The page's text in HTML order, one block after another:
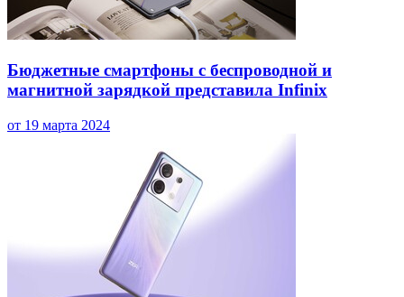
Бюджетные смартфоны с беспроводной и
магнитной зарядкой представила Infinix
от 19 марта 2024